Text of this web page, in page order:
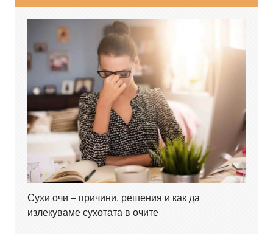
Сухи очи – причини, решения и как да
излекуваме сухотата в очите